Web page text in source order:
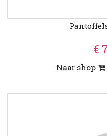
€
Naar shop